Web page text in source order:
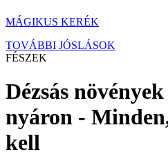
MÁGIKUS KERÉK
TOVÁBBI JÓSLÁSOK
FÉSZEK
Dézsás
nyáron -
kell